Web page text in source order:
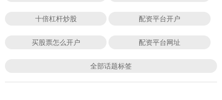
十倍杠杆炒股 配资平台开户
买股票怎么开户 配资平台网址
全部话题标签